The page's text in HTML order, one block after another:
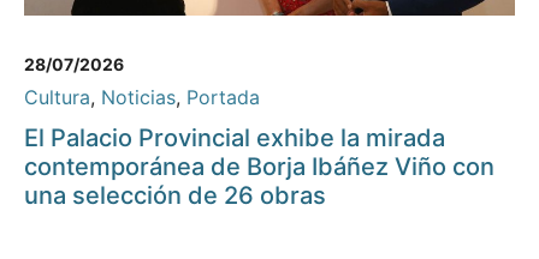
28/07/2026
Cultura, Noticias, Portada
El Palacio Provincial exhibe la mirada
contemporánea de Borja Ibáñez Viño con
una selección de 26 obras